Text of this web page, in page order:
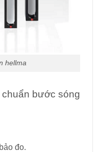
hellma
bước sóng
đo.